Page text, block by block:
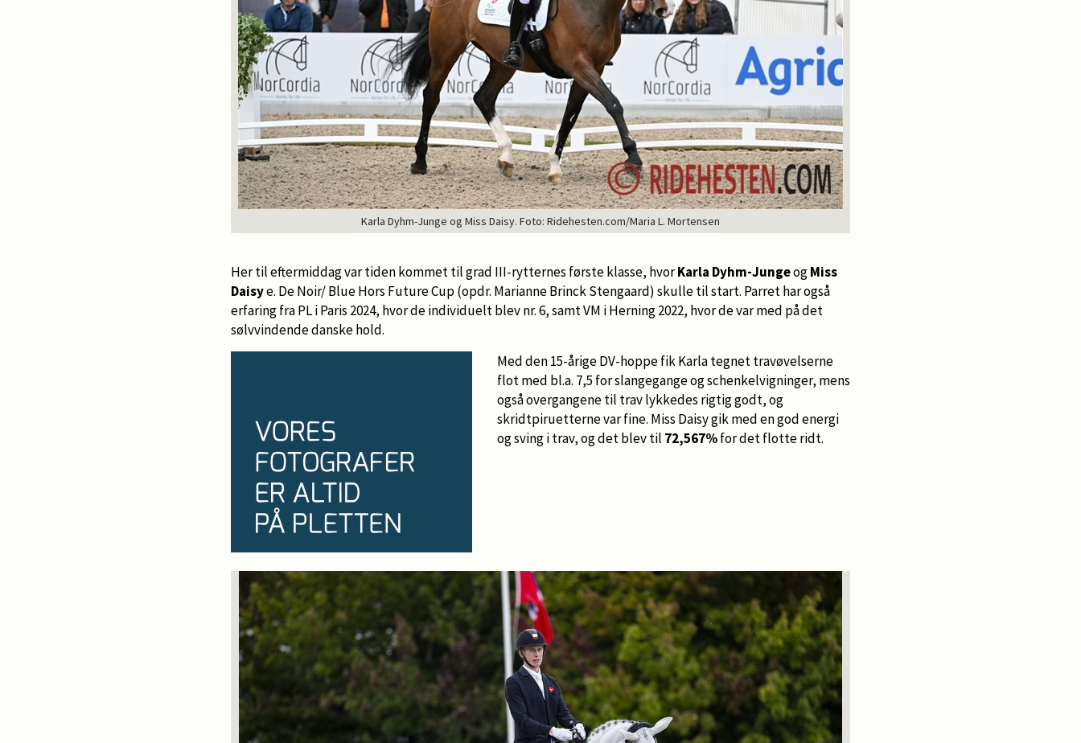
Karla Dyhm-Junge og Miss Daisy. Foto: Ridehesten.com/Maria L. Mortensen
Her til eftermiddag var tiden kommet til grad III-rytternes første klasse, hvorKarla Dyhm-JungeogMiss
Daisye. De Noir/ Blue Hors Future Cup (opdr. Marianne Brinck Stengaard) skulle til start. Parret har også
erfaring fra PL i Paris 2024, hvor de individuelt blev nr. 6, samt VM i Herning 2022, hvor de var med på det
sølvvindende danske hold.
Med den 15-årige DV-hoppe fik Karla tegnet travøvelserne
flot med bl.a. 7,5 for slangegange og schenkelvigninger, mens
også overgangene til trav lykkedes rigtig godt, og
skridtpiruetterne var fine. Miss Daisy gik med en god energi
og sving i trav, og det blev til 72,567%for det flotte ridt.